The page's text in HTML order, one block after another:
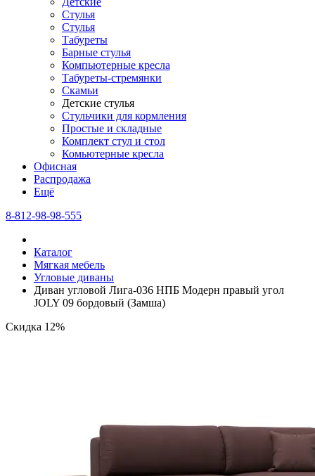
Стулья
Стулья
Табуреты
Барные стулья
Компьютерные кресла
Табуреты-стремянки
Скамьи
Детские стулья
Стульчики для кормления
Простые и складные
Комплект стул и стол
Комьютерные кресла
Офисная
Распродажа
Eщё
8-812-98-98-555
Каталог
Мягкая мебель
Угловые диваны
Диван угловой Лига-036 НПБ Модерн правый угол
JOLY 09 бордовый (Замша)
Скидка 12%